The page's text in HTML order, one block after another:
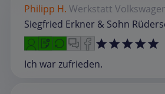
Philipp H. Werkstatt
Siegfried Erkner & Sohn
Ich war zufrieden.